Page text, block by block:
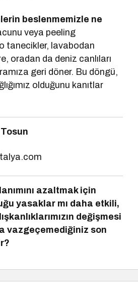
beslenmemizle ne
veya peeling
tanecikler, lavabodan
oradan da deniz canlıları
geri döner. Bu döngü,
olduğunu kanıtlar
azaltmak için
yasaklar mı daha etkili,
değişmesi
vazgeçemediğiniz son